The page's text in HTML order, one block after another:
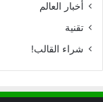
أخبار العالم
تقنية
شراء القالب!